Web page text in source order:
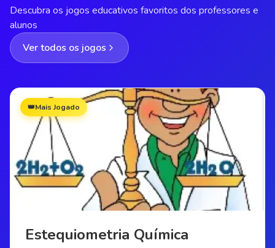
Descubra os jogos educativos favoritos dos professores e
alunos
Ver todos os jogos
👑Mais Jogado
Estequiometria Química